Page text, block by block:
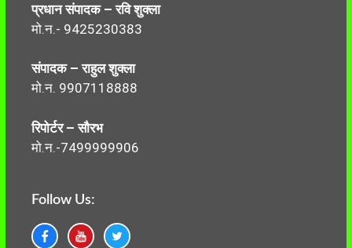
प्रधान संपादक – रवि शुक्ला
मो.न.- 9425230383
संपादक – राहुल शुक्ला
मो.न. 9907118888
रिपोर्टर – सौरभ
मो.न.-7499999906
Follow Us: